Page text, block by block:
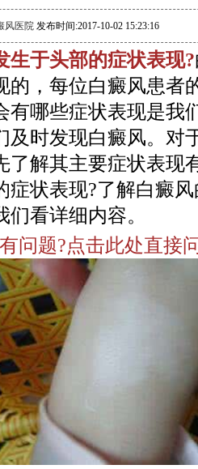
风医院 发布时间:2017-10-02 15:23:16
生于头部的症状表现?
的，每位白癜风患者
有哪些症状表现是我
及时发现白癜风。对
了解其主要症状表现
症状表现?了解白癜
看详细内容。
问题?点击此处直接